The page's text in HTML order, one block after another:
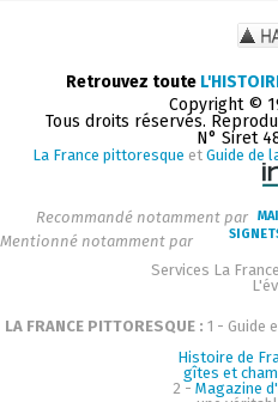
Retrouvez toute
Copyright ©
Tous droits réservés.
N° Siret
La France pittoresque et Guide de
Recommandé notamment par
Mentionné notamment par
Services La
LA FRANCE PITTORESQUE : 1 - Guide
Histoire de
gîtes et
2 - Magazine